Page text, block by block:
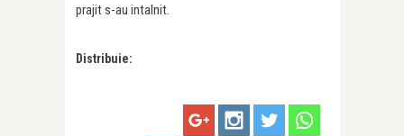
prajit s-au intalnit.
Distribuie: